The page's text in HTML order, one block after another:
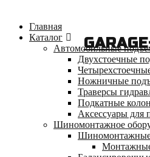
Главная
Каталог
Автомобильные
Двухстоечные
Ножничные
Траверсы
Подкатные
Аксессуары для
Шиномонтажное
Шиномонтажные